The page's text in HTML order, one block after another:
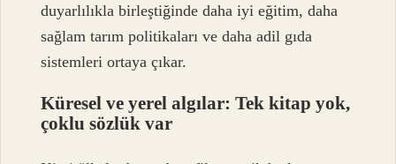
duyarlılıkla birleştiğinde daha iyi eğitim, daha
sağlam tarım politikaları ve daha adil gıda
sistemleri ortaya çıkar.
Küresel ve yerel algılar: Tek kitap yok,
çoklu sözlük var